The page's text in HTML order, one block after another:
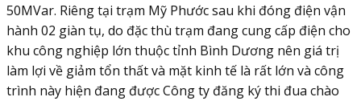
50MVar. Riêng tại trạm Mỹ Phước sau khi đóng điện vận
hành 02 giàn tụ, do đặc thù trạm đang cung cấp điện cho
khu công nghiệp lớn thuộc tỉnh Bình Dương nên giá trị
làm lợi về giảm tổn thất và mặt kinh tế là rất lớn và công
trình này hiện đang được Công ty đăng ký thi đua chào